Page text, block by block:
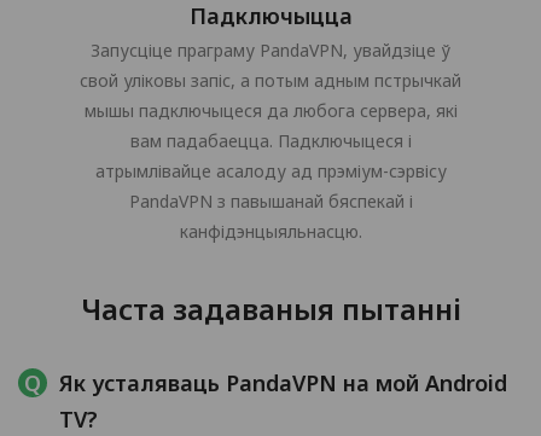
Падключыцца
Запусціце праграму PandaVPN, увайдзіце ў
свой уліковы запіс, а потым адным пстрычкай
мышы падключыцеся да любога сервера, які
вам падабаецца. Падключыцеся і
атрымлівайце асалоду ад прэміум-сэрвісу
PandaVPN з павышанай бяспекай і
канфідэнцыяльнасцю.
Часта задаваныя пытанні
Як усталяваць PandaVPN на мой Android
TV?